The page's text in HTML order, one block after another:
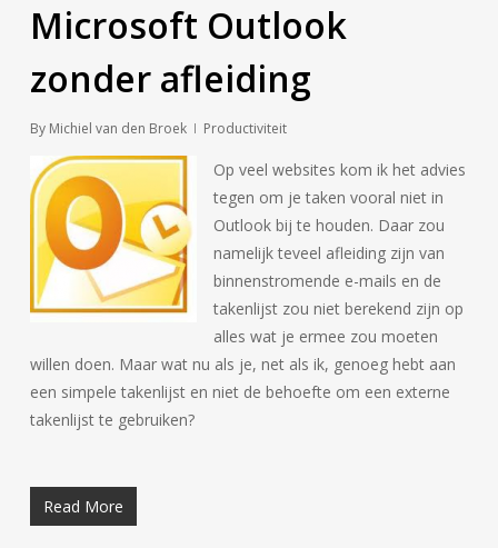
Microsoft Outlook
zonder afleiding
By Michiel van den Broek Productiviteit
Op veel websites kom ik het advies
tegen om je taken vooral niet in
Outlook bij te houden. Daar zou
namelijk teveel afleiding zijn van
binnenstromende e-mails en de
takenlijst zou niet berekend zijn op
alles wat je ermee zou moeten
willen doen. Maar wat nu als je, net als ik, genoeg hebt aan
een simpele takenlijst en niet de behoefte om een externe
takenlijst te gebruiken?
Read More